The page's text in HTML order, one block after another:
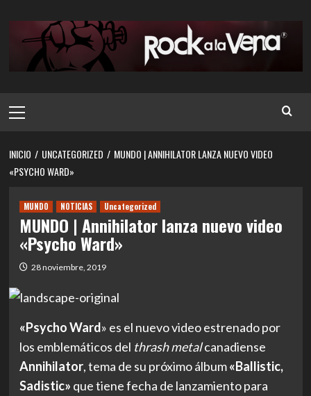
contenido
principal
INICIO UNCATEGORIZED
MUNDO | ANNIHILATOR LANZA NUEVO VIDEO
«PSYCHO WARD»
MUNDO NOTICIAS Uncategorized
MUNDO | Annihilator lanza nuevo video
«Psycho Ward»
28 noviembre, 2019
«Psycho Ward» es el nuevo video estrenado por
los emblemáticos del thrash metalcanadiense
Annihilator, tema de su próximo álbum«Ballistic,
Sadistic» que tiene fecha de lanzamiento para